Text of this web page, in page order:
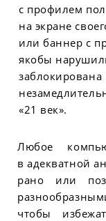
с профилем
на экране
или баннер с
якобы
«21 век».
Любое
в адекватной
рано или
чтобы